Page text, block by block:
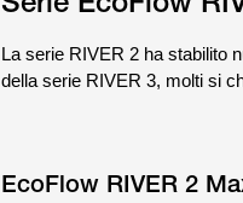
La serie RIVER 2 ha stabilito
della serie RIVER 3, molti si
EcoFlow RIVER 2